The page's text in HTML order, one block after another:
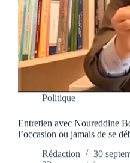
Politique
Entretien avec Noureddine
l’occasion ou jamais de se
Rédaction
30